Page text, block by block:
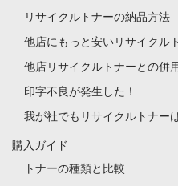
リサイクルトナーの納品方法
他店にもっと安いリサイクル
他店リサイクルトナーとの併
印字不良が発生した！
我が社でもリサイクルトナー
購入ガイド
トナーの種類と比較